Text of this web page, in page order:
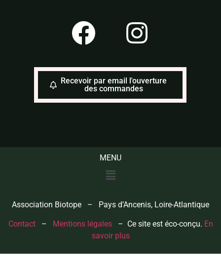
Recevoir par email l'ouverture
des commandes
MENU
Association Biotope – Pays d’Ancenis, Loire-Atlantique
Contact– Mentions légales– Ce site est éco-conçu. En
savoir plus